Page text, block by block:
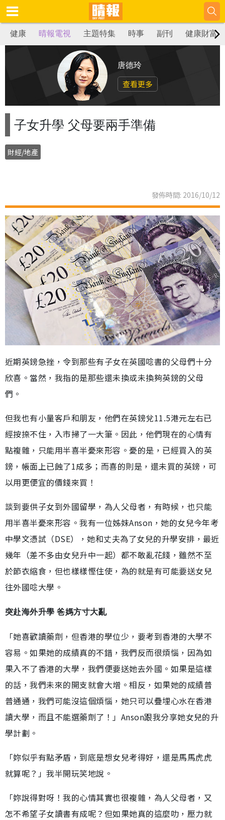
健康 晴報電視 主題特集 時事 副刊 健康財富
唐德玲
查看更多
子女升學 父母要兩手準備
財經/地產
發佈時間: 2016/10/12
近期英鎊急挫，令到那些有子女在英國唸書的父母們十分
欣喜。當然，我指的是那些還未換或未換夠英鎊的父母
們。
但我也有小量客戶和朋友，他們在英鎊兌11.5港元左右已
經按捺不住，入市掃了一大筆。因此，他們現在的心情有
點複雜，只能用半喜半憂來形容。憂的是，已經買入的英
鎊，帳面上已蝕了1成多；而喜的則是，還未買的英鎊，可
以用更便宜的價錢來買！
談到要供子女到外國留學，為人父母者，有時候，也只能
用半喜半憂來形容。我有一位姊妹Anson，她的女兒今年考
中學文憑試（DSE），她和丈夫為了女兒的升學安排，最近
幾年（差不多由女兒升中一起）都不敢亂花錢，雖然不至
於節衣縮食，但也樣樣慳住使，為的就是有可能要送女兒
往外國唸大學。
突赴海外升學 爸媽方寸大亂
「她喜歡讀藥劑，但香港的學位少，要考到香港的大學不
容易。如果她的成績真的不錯，我們反而很煩惱，因為如
果入不了香港的大學，我們便要送她去外國。如果是這樣
的話，我們未來的開支就會大增。相反，如果她的成績普
普通通，我們可能沒這個煩惱，她只可以疊埋心水在香港
讀大學，而且不能選藥劑了！」Anson跟我分享她女兒的升
學計劃。
「妳似乎有點矛盾，到底是想女兒考得好，還是馬馬虎虎
就算呢？」我半開玩笑地說。
「妳說得對呀！我的心情其實也很複雜，為人父母者，又
怎不希望子女讀書有成呢？但如果她真的這麼叻，壓力就